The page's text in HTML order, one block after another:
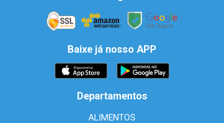
Baixe já nosso APP
Departamentos
ALIMENTOS